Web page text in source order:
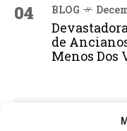
04 BLOG
de
Menos Dos